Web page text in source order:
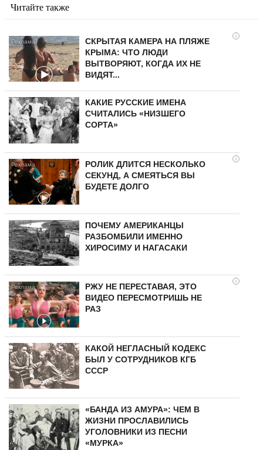
Читайте также
i
СКРЫТАЯ КАМЕРА НА ПЛЯЖЕ
КРЫМА: ЧТО ЛЮДИ
ВЫТВОРЯЮТ, КОГДА ИХ НЕ
ВИДЯТ...
КАКИЕ РУССКИЕ ИМЕНА
СЧИТАЛИСЬ «НИЗШЕГО
СОРТА»
i
РОЛИК ДЛИТСЯ НЕСКОЛЬКО
СЕКУНД, А СМЕЯТЬСЯ ВЫ
БУДЕТЕ ДОЛГО
ПОЧЕМУ АМЕРИКАНЦЫ
РАЗБОМБИЛИ ИМЕННО
ХИРОСИМУ И НАГАСАКИ
i
РЖУ НЕ ПЕРЕСТАВАЯ, ЭТО
ВИДЕО ПЕРЕСМОТРИШЬ НЕ
РАЗ
КАКОЙ НЕГЛАСНЫЙ КОДЕКС
БЫЛ У СОТРУДНИКОВ КГБ
СССР
«БАНДА ИЗ АМУРА»: ЧЕМ В
ЖИЗНИ ПРОСЛАВИЛИСЬ
УГОЛОВНИКИ ИЗ ПЕСНИ
«МУРКА»